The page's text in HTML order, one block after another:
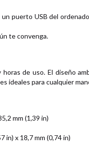
puerto USB del
te convenga.
de uso. El diseño
ideales para cualquier
mm (1,39 in)
in) x 18,7 mm (0,74 in)